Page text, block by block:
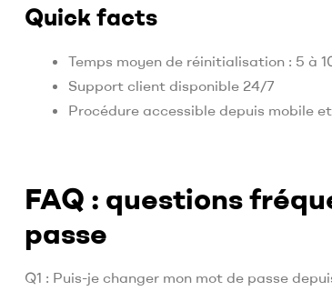
Quick facts
Temps moyen de réinitialisation : 5 à
Support client disponible 24/7
Procédure accessible depuis mobile
FAQ : questions
passe
Q1 : Puis-je changer mon mot de passe